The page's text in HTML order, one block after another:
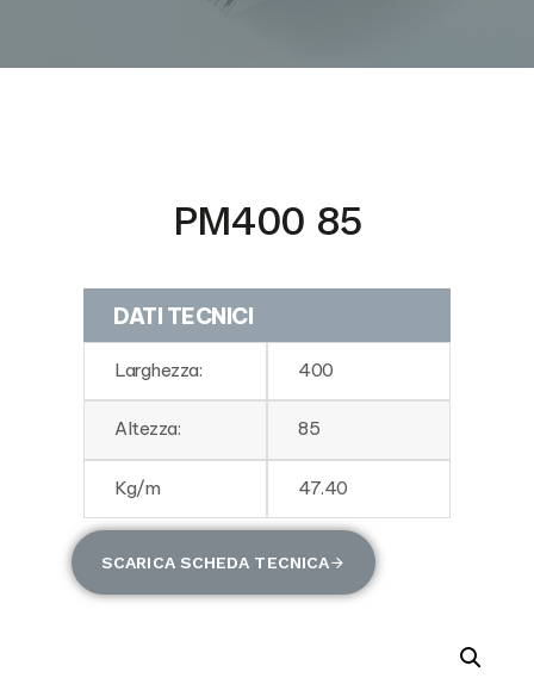
PM400 85
DATI TECNICI
Larghezza: 400
Altezza: 85
Kg/m 47.40
SCARICA SCHEDA TECNICA